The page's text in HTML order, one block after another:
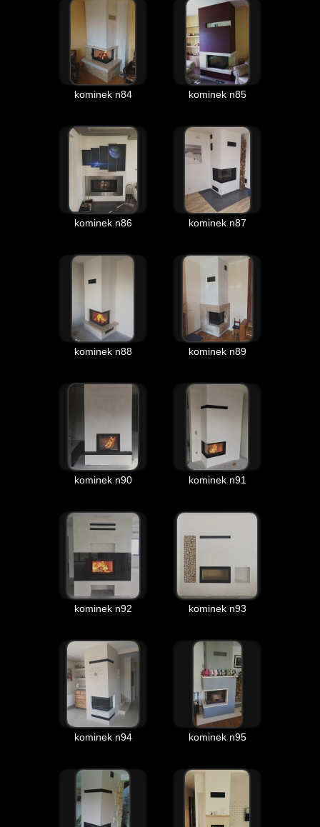
kominek n84 kominek n85
kominek n86 kominek n87
kominek n88 kominek n89
kominek n90 kominek n91
kominek n92 kominek n93
kominek n94 kominek n95